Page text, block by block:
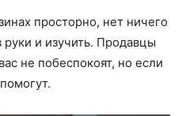
просторно, нет ничего
и изучить. Продавцы
не побеспокоят, но если